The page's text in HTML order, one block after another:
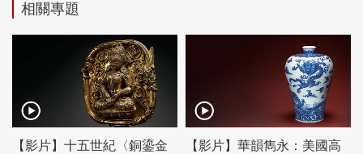
相關專題
【影片】十五世紀〈銅鎏金
【影片】華韻雋永：美國高